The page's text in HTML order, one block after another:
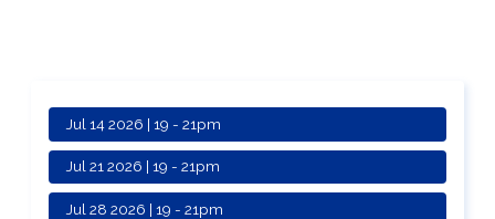
Jul 14 2026 | 19 - 21pm
Jul 21 2026 | 19 - 21pm
Jul 28 2026 | 19 - 21pm